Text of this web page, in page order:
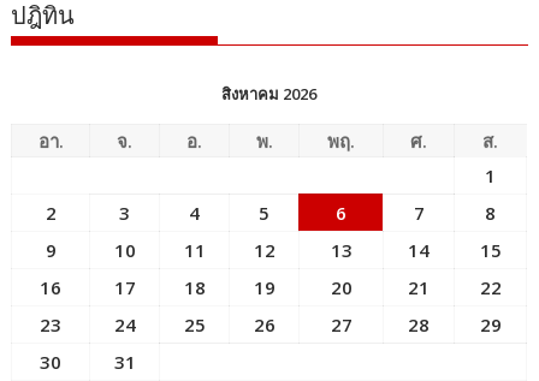
ปฎิทิน
สิงหาคม 2026
อา. จ. อ. พ. พฤ. ศ.
ส.
1
2
3 4 5 6 7
8
9
10 11 12 13 14
15
16
17 18 19 20 21
22
23
24 25 26 27 28
29
30
31